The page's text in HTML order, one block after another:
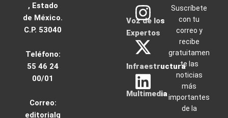
, Estado
de México.
C.P. 53040
Teléfono:
55 46 24
00/01
Correo:
editorialg
Voz de los
Expertos
Infraestructura
Multimedia
Suscríbete
con tu
correo y
recibe
gratuitamen
te las
noticias
más
importantes
de la